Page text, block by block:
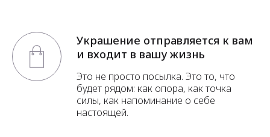
Украшение отправляется к вам
и входит в вашу жизнь
Это не просто посылка. Это то, что
будет рядом: как опора, как точка
силы, как напоминание о себе
настоящей.